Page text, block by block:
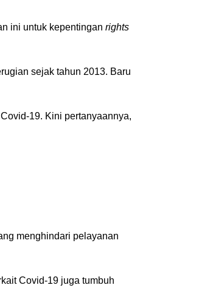
ini untuk kepentingan rights
sejak tahun 2013. Baru
19. Kini pertanyaannya,
menghindari pelayanan
Covid-19 juga tumbuh